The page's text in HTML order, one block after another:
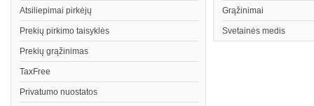
Atsiliepimai pirkėjų
Prekių pirkimo taisyklės
Prekių grąžinimas
TaxFree
Privatumo nuostatos
Grąžinimai
Svetainės medis